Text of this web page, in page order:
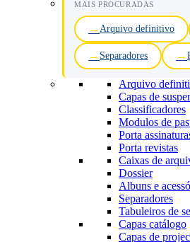
MAIS PROCURADAS
Arquivo definitivo
Separadores
Arquivo
Capas de
Classificadores
Modulos de
Porta
Porta revistas
Caixas de
Dossier
Albuns e
Separadores
Tabuleiros de
Capas catálogo
Capas de